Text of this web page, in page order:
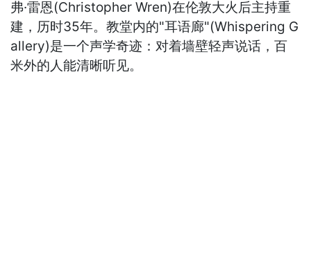
弗·雷恩(Christopher Wren)在伦敦大火后主持重
建，历时35年。教堂内的"耳语廊"(Whispering G
allery)是一个声学奇迹：对着墙壁轻声说话，百
米外的人能清晰听见。